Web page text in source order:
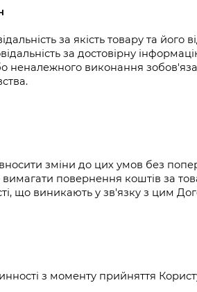
за якість товару та його
за достовірну
неналежного виконання
зміни до цих умов без
повернення коштів за
що виникають у зв'язку з цим
з моменту прийняття